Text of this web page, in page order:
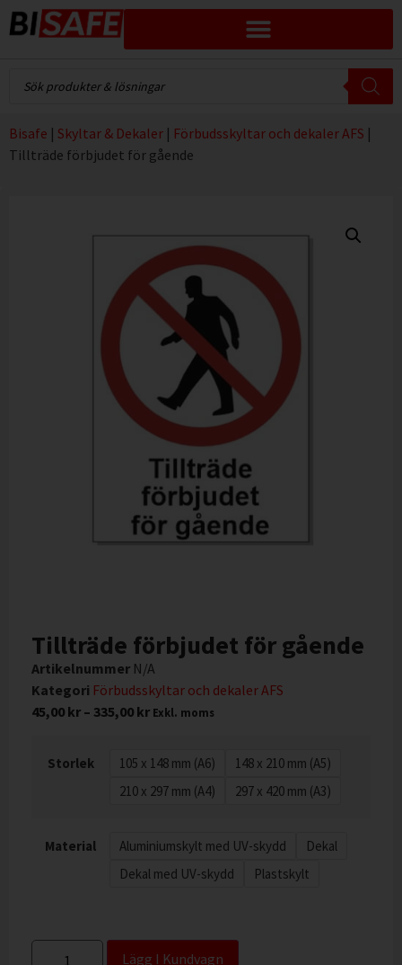
Bisafe | Skyltar & Dekaler | Förbudsskyltar och dekaler AFS |
Tillträde förbjudet för gående
Tillträde förbjudet för gående
Artikelnummer N/A
Kategori Förbudsskyltar och dekaler AFS
45,00 kr – 335,00 kr Exkl. moms
Storlek 105 x 148 mm (A6)
148 x 210 mm (A5)
210 x 297 mm (A4)
297 x 420 mm (A3)
Material Aluminiumskylt med UV-skydd
Dekal
Dekal med UV-skydd
Plastskylt
Lägg I Kundvagn